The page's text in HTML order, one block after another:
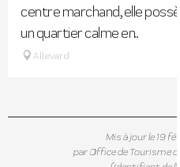
centre marchand, elle
un quartier calme en...
Allevard
Mis à jour le 19
par Office de Tourisme